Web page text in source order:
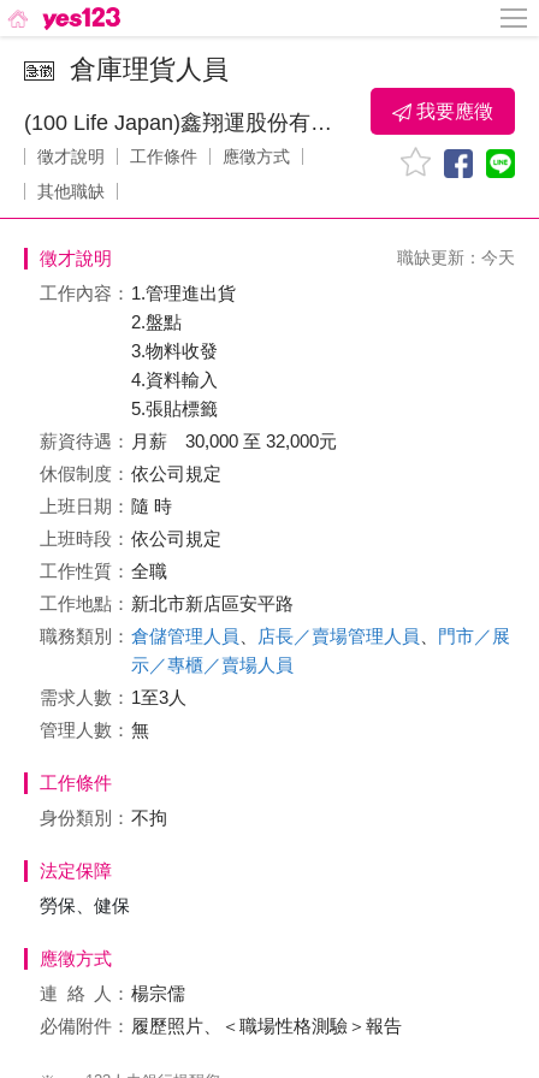
倉庫理貨人員
(100 Life Japan)鑫翔運股份有限公司
徵才說明 工作條件
應徵方式
其他職缺
我要應徵
徵才說明 職缺更新：今天
工作內容： 1.管理進出貨
2.盤點
3.物料收發
4.資料輸入
5.張貼標籤
薪資待遇： 月薪 30,000 至 32,000元
休假制度： 依公司規定
上班日期： 隨 時
上班時段： 依公司規定
工作性質： 全職
工作地點： 新北市新店區安平路
職務類別： 倉儲管理人員 店長／賣場管理人員
門市／展
示／專櫃／賣場人員
需求人數： 1至3人
管理人數： 無
工作條件
身份類別： 不拘
法定保障
勞保、健保
應徵方式
連絡
人： 楊宗儒
必備附件： 履歷照片、＜職場性格測驗＞報告